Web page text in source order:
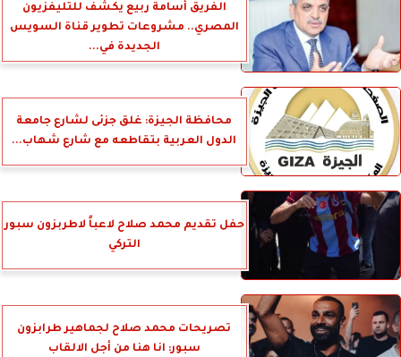
الفريق أسامة ربيع يكشف للتليفزيون
المصري.. مشروعات تطوير قناة السويس
الجديدة في...
محافظة الجيزة: غلق جزئى لشارع جامعة
الدول العربية بتقاطعه مع شارع شهاب...
حفل تقديم محمد صلاح لاعباً لاطربزون سبور
التركي
تصريحات محمد صلاح لجماهير طرابزون
سبور: انا هنا من أجل الالقاب